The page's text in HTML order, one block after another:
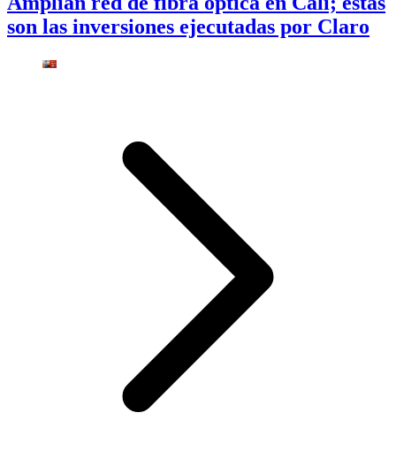
son las inversiones ejecutadas por Claro